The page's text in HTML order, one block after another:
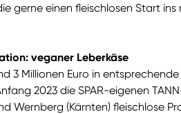
gerne einen fleischlosen Start ins
veganer Leberkäse
3 Millionen Euro in
2023 die SPAR-eigenen
Wernberg (Kärnten) fleischlose